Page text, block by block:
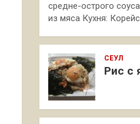
средне-острого
из мяса Кухня:
СЕУЛ
Рис с